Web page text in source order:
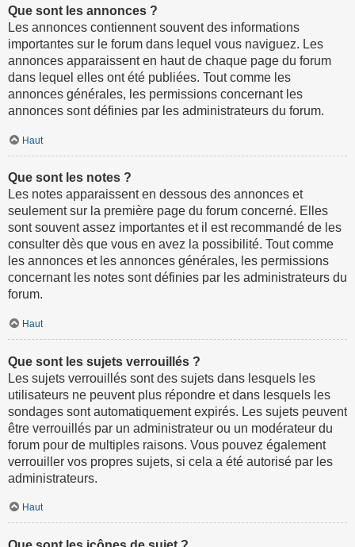
Que sont les annonces ?
Les annonces contiennent souvent des informations
importantes sur le forum dans lequel vous naviguez. Les
annonces apparaissent en haut de chaque page du forum
dans lequel elles ont été publiées. Tout comme les
annonces générales, les permissions concernant les
annonces sont définies par les administrateurs du forum.
Haut
Que sont les notes ?
Les notes apparaissent en dessous des annonces et
seulement sur la première page du forum concerné. Elles
sont souvent assez importantes et il est recommandé de les
consulter dès que vous en avez la possibilité. Tout comme
les annonces et les annonces générales, les permissions
concernant les notes sont définies par les administrateurs du
forum.
Haut
Que sont les sujets verrouillés ?
Les sujets verrouillés sont des sujets dans lesquels les
utilisateurs ne peuvent plus répondre et dans lesquels les
sondages sont automatiquement expirés. Les sujets peuvent
être verrouillés par un administrateur ou un modérateur du
forum pour de multiples raisons. Vous pouvez également
verrouiller vos propres sujets, si cela a été autorisé par les
administrateurs.
Haut